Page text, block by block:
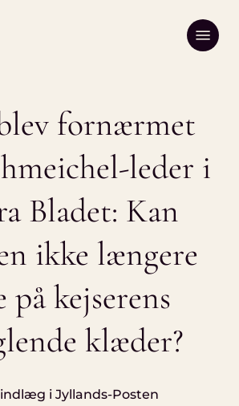
Menu
fornærmet
leder i
Bladet: Kan
ikke længere
på kejserens
klæder?
i Jyllands-Posten